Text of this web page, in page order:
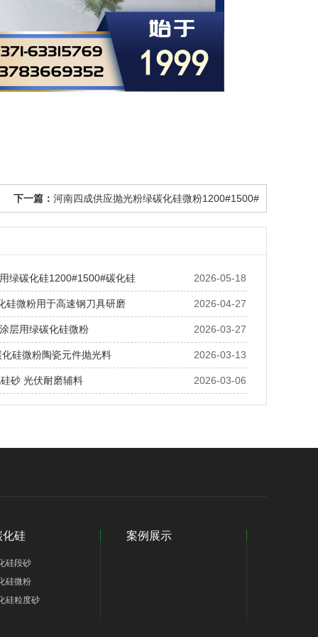
下一篇： 河南四成供应抛光粉绿碳化硅微粉1200#1500#
2026-05-18
绿碳化硅1200#1500#碳化硅
2026-04-27
硅微粉用于高速钢刀具研磨
2026-03-27
层用绿碳化硅微粉
2026-03-13
硅微粉陶瓷元件抛光料
2026-03-06
砂 光伏耐磨辅料
化硅
硅段砂
硅微粉
硅粒度砂
案例展示